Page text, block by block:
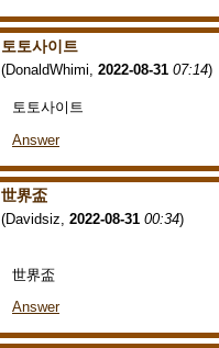
토토사이트
(DonaldWhimi 2022-08-31 07:14)
토토사이트
Answer
世界盃
(Davidsiz 2022-08-31 00:34)
世界盃
Answer